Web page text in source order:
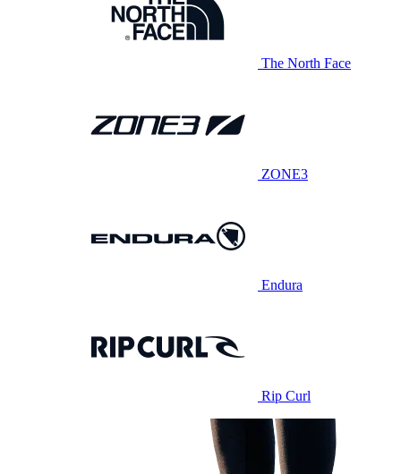
The North Face
ZONE3
Endura
Rip Curl